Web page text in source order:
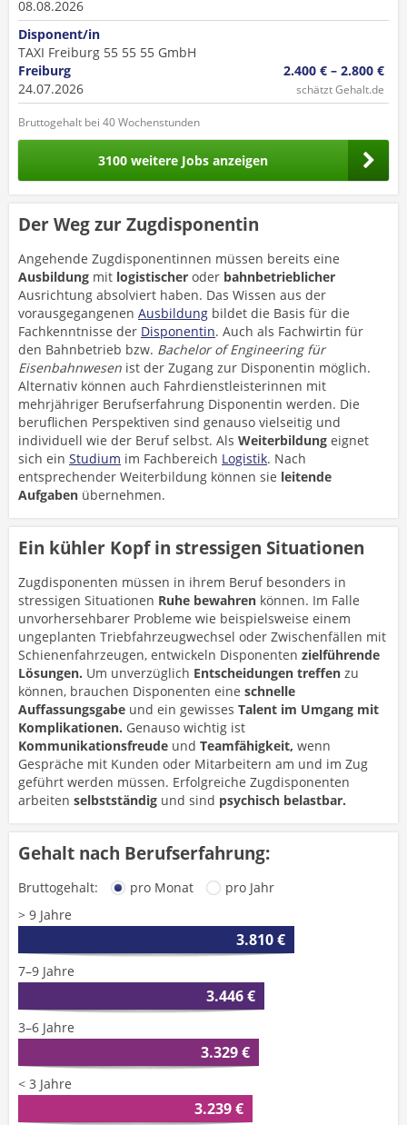
08.08.2026
Disponent/in
TAXI Freiburg 55 55 55 GmbH
Freiburg
24.07.2026
2.400 € – 2.800 €
schätzt Gehalt.de
Bruttogehalt bei 40 Wochenstunden
3100 weitere Jobs anzeigen
Der Weg zur Zugdisponentin
Angehende Zugdisponentinnen müssen bereits eine
Ausbildung mit logistischer oder bahnbetrieblicher
Ausrichtung absolviert haben. Das Wissen aus der
vorausgegangenen Ausbildung bildet die Basis für die
Fachkenntnisse der Disponentin. Auch als Fachwirtin für
den Bahnbetrieb bzw. Bachelor of Engineering für
Eisenbahnwesen ist der Zugang zur Disponentin möglich.
Alternativ können auch Fahrdienstleisterinnen mit
mehrjähriger Berufserfahrung Disponentin werden. Die
beruflichen Perspektiven sind genauso vielseitig und
individuell wie der Beruf selbst. Als Weiterbildung eignet
sich ein Studium im Fachbereich Logistik. Nach
entsprechender Weiterbildung können sie leitende
Aufgaben übernehmen.
Ein kühler Kopf in stressigen Situationen
Zugdisponenten müssen in ihrem Beruf besonders in
stressigen Situationen Ruhe bewahren können. Im Falle
unvorhersehbarer Probleme wie beispielsweise einem
ungeplanten Triebfahrzeugwechsel oder Zwischenfällen mit
Schienenfahrzeugen, entwickeln Disponenten zielführende
Lösungen. Um unverzüglich Entscheidungen treffen zu
können, brauchen Disponenten eine schnelle
Auffassungsgabe und ein gewisses Talent im Umgang mit
Komplikationen. Genauso wichtig ist
Kommunikationsfreude und Teamfähigkeit, wenn
Gespräche mit Kunden oder Mitarbeitern am und im Zug
geführt werden müssen. Erfolgreiche Zugdisponenten
arbeiten selbstständig und sind psychisch belastbar.
Gehalt nach Berufserfahrung:
Bruttogehalt: pro Monat
pro Jahr
> 9 Jahre
3.810 €
7–9 Jahre
3.446 €
3–6 Jahre
3.329 €
< 3 Jahre
3.239 €